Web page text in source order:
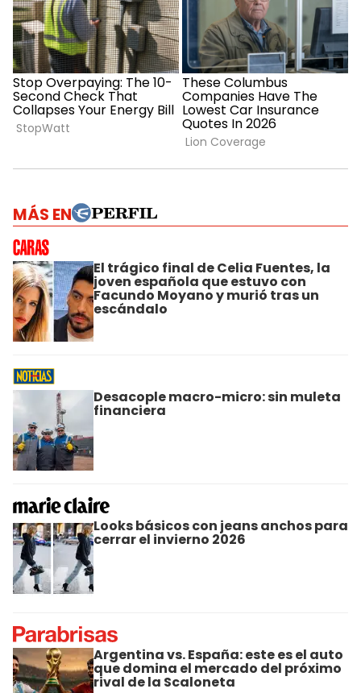
MÁS EN
El trágico final de Celia Fuentes, la
joven española que estuvo con
Facundo Moyano y murió tras un
escándalo
Desacople macro-micro: sin muleta
financiera
Looks básicos con jeans anchos para
cerrar el invierno 2026
Argentina vs. España: este es el auto
que domina el mercado del próximo
rival de la Scaloneta